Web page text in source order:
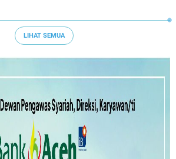
LIHAT SEMUA